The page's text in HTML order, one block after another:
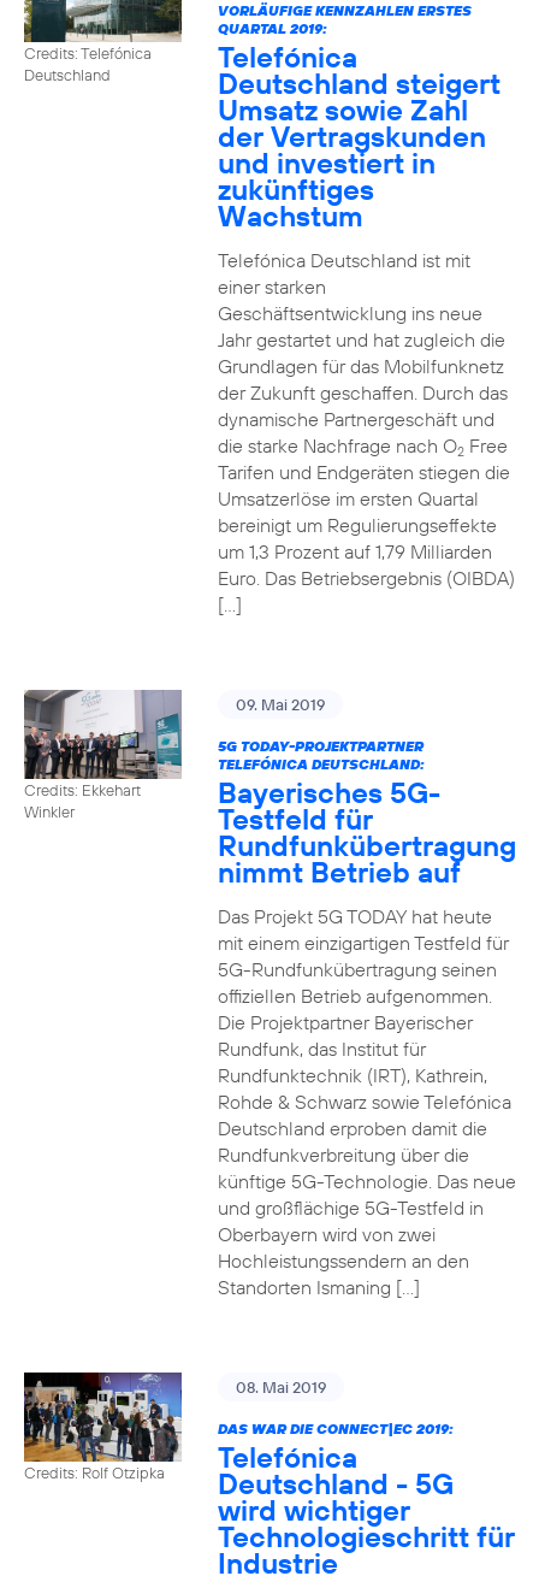
Credits: Telefónica
Deutschland
VORLÄUFIGE KENNZAHLEN ERSTES
QUARTAL 2019:
Telefónica
Deutschland steigert
Umsatz sowie Zahl
der Vertragskunden
und investiert in
zukünftiges
Wachstum
Telefónica Deutschland ist mit
einer starken
Geschäftsentwicklung ins neue
Jahr gestartet und hat zugleich die
Grundlagen für das Mobilfunknetz
der Zukunft geschaffen. Durch das
dynamische Partnergeschäft und
die starke Nachfrage nach O2Free
Tarifen und Endgeräten stiegen die
Umsatzerlöse im ersten Quartal
bereinigt um Regulierungseffekte
um 1,3 Prozent auf 1,79 Milliarden
Euro. Das Betriebsergebnis (OIBDA)
[…]
Credits: Ekkehart
Winkler
09. Mai 2019
5G TODAY-PROJEKTPARTNER
TELEFÓNICA DEUTSCHLAND:
Bayerisches 5G-
Testfeld für
Rundfunkübertragung
nimmt Betrieb auf
Das Projekt 5G TODAY hat heute
mit einem einzigartigen Testfeld für
5G-Rundfunkübertragung seinen
offiziellen Betrieb aufgenommen.
Die Projektpartner Bayerischer
Rundfunk, das Institut für
Rundfunktechnik (IRT), Kathrein,
Rohde & Schwarz sowie Telefónica
Deutschland erproben damit die
Rundfunkverbreitung über die
künftige 5G-Technologie. Das neue
und großflächige 5G-Testfeld in
Oberbayern wird von zwei
Hochleistungssendern an den
Standorten Ismaning […]
Credits: Rolf Otzipka
08. Mai 2019
DAS WAR DIE CONNECT|EC 2019:
Telefónica
Deutschland - 5G
wird wichtiger
Technologieschritt für
Industrie